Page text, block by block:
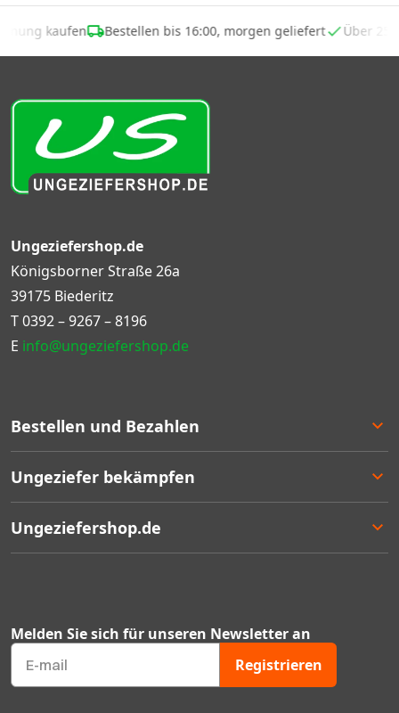
kaufen Bestellen bis 16:00, morgen geliefert Über
Melden Sie sich für unseren Newsletter an
Registrieren
Bestellen und Bezahlen
Bestellen
Lieferung
Ungeziefer bekämpfen
Entscheidungshilfe
Gutscheincodes
Ungeziefershop.de
Mein Konto
Geprüfter Webshop Zertifikat
Ungeziefershop.de
Königsborner Straße 26a
39175 Biederitz
T0392 – 9267 – 8196
E info@ungeziefershop.de